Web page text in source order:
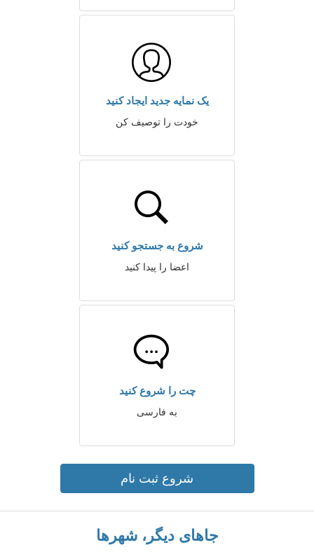
یک نمایه جدید ایجاد کنید
خودت را توصیف کن
شروع به جستجو کنید
اعضا را پیدا کنید
چت را شروع کنید
به فارسی
شروع ثبت نام
جاهای دیگر، شهرها